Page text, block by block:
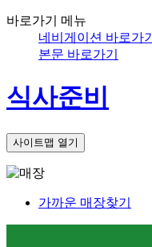
바로가기 메뉴
네비게이션 바로가기
본문 바로가기
식사준비
사이트맵 열기
가까운 매장찾기